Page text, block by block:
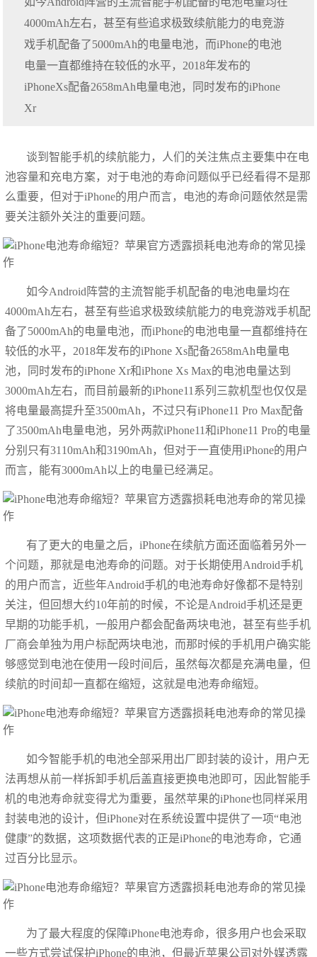
4000mAh左右，甚至有些追求极致续航能力的电竞游
戏手机配备了5000mAh的电量电池，而iPhone的电池
电量一直都维持在较低的水平，2018年发布的
iPhoneXs配备2658mAh电量电池，同时发布的iPhone
Xr
谈到智能手机的续航能力，人们的关注焦点主要集中在电
池容量和充电方案，对于电池的寿命问题似乎已经看得不是那
么重要，但对于iPhone的用户而言，电池的寿命问题依然是需
要关注额外关注的重要问题。
如今Android阵营的主流智能手机配备的电池电量均在
4000mAh左右，甚至有些追求极致续航能力的电竞游戏手机配
备了5000mAh的电量电池，而iPhone的电池电量一直都维持在
较低的水平，2018年发布的iPhone Xs配备2658mAh电量电
池，同时发布的iPhone Xr和iPhone Xs Max的电池电量达到
3000mAh左右，而目前最新的iPhone11系列三款机型也仅仅是
将电量最高提升至3500mAh，不过只有iPhone11 Pro Max配备
了3500mAh电量电池，另外两款iPhone11和iPhone11 Pro的电量
分别只有3110mAh和3190mAh，但对于一直使用iPhone的用户
而言，能有3000mAh以上的电量已经满足。
有了更大的电量之后，iPhone在续航方面还面临着另外一
个问题，那就是电池寿命的问题。对于长期使用Android手机
的用户而言，近些年Android手机的电池寿命好像都不是特别
关注，但回想大约10年前的时候，不论是Android手机还是更
早期的功能手机，一般用户都会配备两块电池，甚至有些手机
厂商会单独为用户标配两块电池，而那时候的手机用户确实能
够感觉到电池在使用一段时间后，虽然每次都是充满电量，但
续航的时间却一直都在缩短，这就是电池寿命缩短。
如今智能手机的电池全部采用出厂即封装的设计，用户无
法再想从前一样拆卸手机后盖直接更换电池即可，因此智能手
机的电池寿命就变得尤为重要，虽然苹果的iPhone也同样采用
封装电池的设计，但iPhone对在系统设置中提供了一项“电池
健康”的数据，这项数据代表的正是iPhone的电池寿命，它通
过百分比显示。
为了最大程度的保障iPhone电池寿命，很多用户也会采取
一些方式尝试保护iPhone的电池，但最近苹果公司对外媒透露